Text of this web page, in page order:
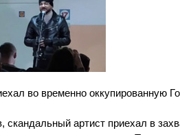
во временно оккупированную
артист приехал в